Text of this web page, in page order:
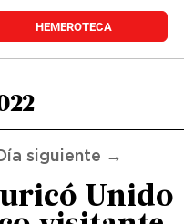
HEMEROTECA
siguiente →
Unido